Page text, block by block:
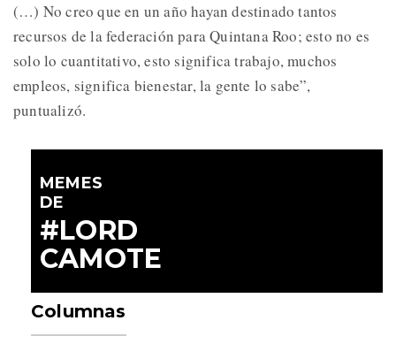
(…) No creo que en un año hayan destinado tantos
recursos de la federación para Quintana Roo; esto no es
solo lo cuantitativo, esto significa trabajo, muchos
empleos, significa bienestar, la gente lo sabe”,
puntualizó.
MEMES
DE
#LORD
CAMOTE
Columnas